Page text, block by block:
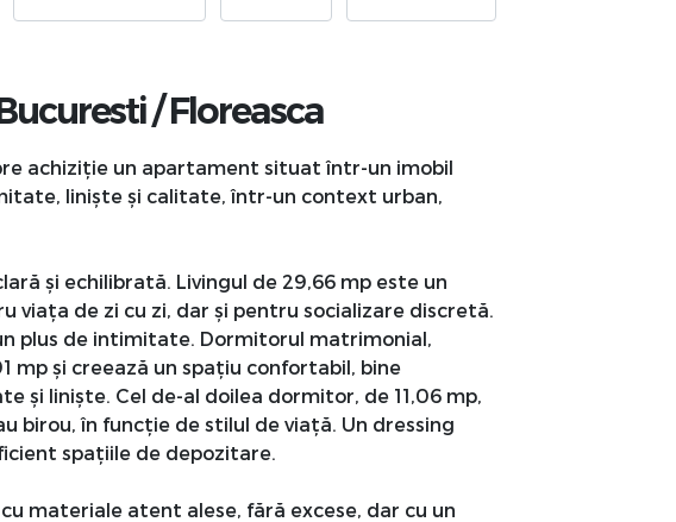
/Floreasca
achiziție un apartament situat într-un imobil
liniște și calitate, într-un context urban,
și echilibrată. Livingul de 29,66 mp este un
viața de zi cu zi, dar și pentru socializare discretă.
plus de intimitate. Dormitorul matrimonial,
mp și creează un spațiu confortabil, bine
și liniște. Cel de-al doilea dormitor, de 11,06 mp,
birou, în funcție de stilul de viață. Un dressing
spațiile de depozitare.
materiale atent alese, fără excese, dar cu un